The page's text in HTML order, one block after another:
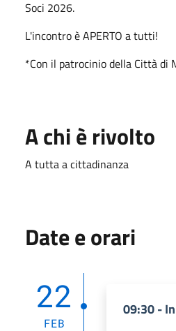
Soci 2026.
L'incontro è APERTO a tutti!
*Con il patrocinio della Città di
A chi è rivolto
A tutta a cittadinanza
Date e orari
22
FEB
09:30 -